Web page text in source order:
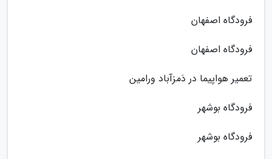
فرودگاه اصفهان
فرودگاه اصفهان
تعمیر هواپیما در دَمزآباد ورامین
فرودگاه بوشهر
فرودگاه بوشهر